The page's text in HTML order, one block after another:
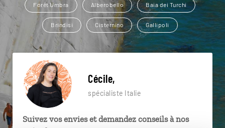
Forêt Umbra Alberobello Baia dei Turchi
Brindisi Cisternino Gallipoli
Cécile,
spécialiste Italie
Suivez vos envies et demandez conseils à nos